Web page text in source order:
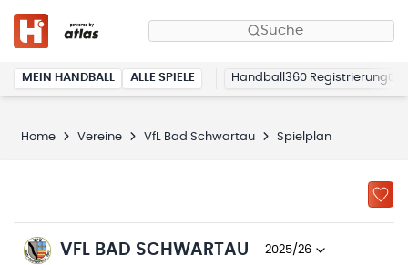
Suche
MEIN HANDBALL ALLE SPIELE Handball360 Registrierung
Home Vereine VfL Bad Schwartau Spielplan
VFL BAD SCHWARTAU 2025/26